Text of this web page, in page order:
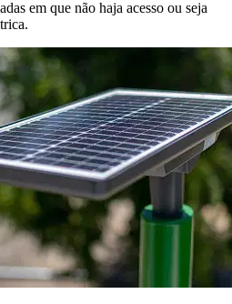
em que não haja acesso ou seja